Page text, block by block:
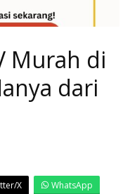
Murah di
dari
X
WhatsApp